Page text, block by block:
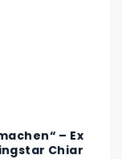
– Ex
Chiar